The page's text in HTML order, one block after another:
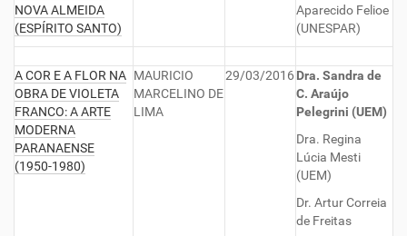
NOVA ALMEIDA
(ESPÍRITO SANTO)
Aparecido Felioe
(UNESPAR)
A COR E A FLOR NA
OBRA DE VIOLETA
FRANCO: A ARTE
MODERNA
PARANAENSE
(1950-1980)
MAURICIO
MARCELINO DE
LIMA
29/03/2016 Dra. Sandra de
C. Araújo
Pelegrini (UEM)
Dra. Regina
Lúcia Mesti
(UEM)
Dr. Artur Correia
de Freitas